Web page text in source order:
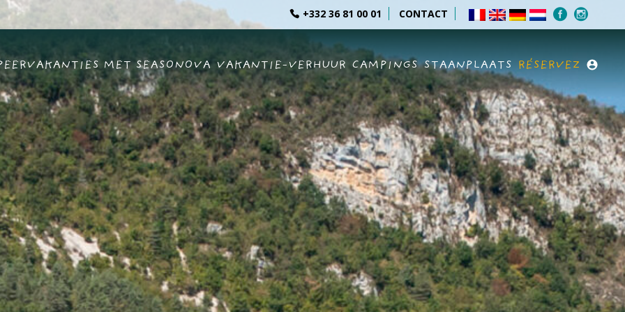
+332 36 81 00 01 CONTACT
MET SEASONOVA VAKANTIE-VERHUUR CAMPINGS STAANPLAATS RÉSERVEZ